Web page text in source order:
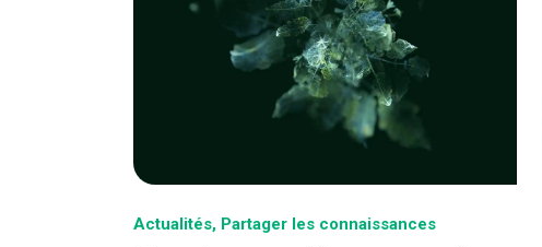
Actualités Partager les connaissances